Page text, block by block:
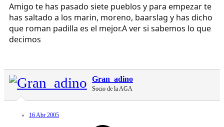
Amigo te has pasado siete pueblos y para empezar te
has saltado a los marin, moreno, baarslag y has dicho
que roman padilla es el mejor.A ver si sabemos lo que
decimos
Gran_adino
Socio de la AGA
16 Abr 2005